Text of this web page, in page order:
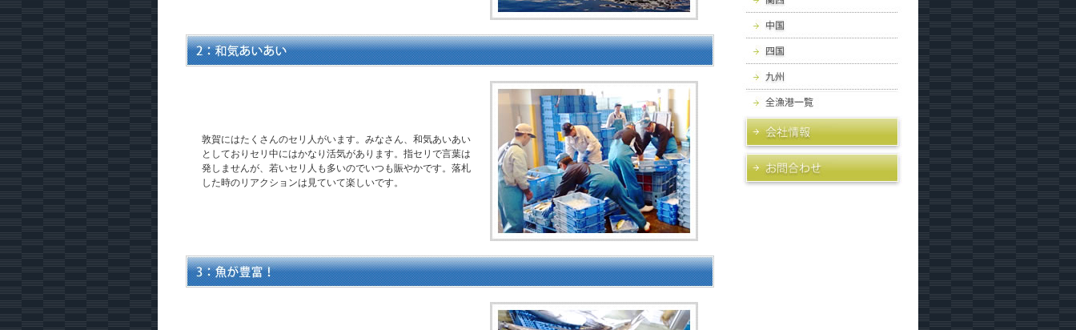
敦賀にはたくさんのセリ人がいます。みなさん、和気あいあい
としておりセリ中にはかなり活気があります。指セリで言葉は
発しませんが、若いセリ人も多いのでいつも賑やかです。落札
した時のリアクションは見ていて楽しいです。